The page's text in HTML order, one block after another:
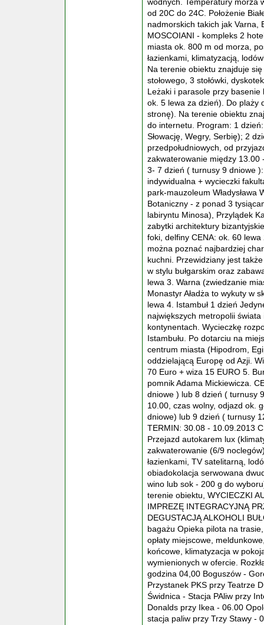
wodnych. Temperatury morza
od 20C do 24C. Położenie
nadmorskich takich jak Varna,
MOSCOIANI - kompleks 2
miasta ok. 800 m od morza,
łazienkami, klimatyzacją,
Na terenie obiektu znajduje
stołowego, 3 stołówki,
Leżaki i parasole przy basenie
ok. 5 lewa za dzień). Do plaży
stronę). Na terenie obiektu
do internetu. Program: 1
Słowację, Wegry, Serbię); 2
przedpołudniowych, od
zakwaterowanie między
3- 7 dzień ( turnusy 9 dniowe
indywidualna + wycieczki
park-mauzoleum Władysława
Botaniczny - z ponad 3
labiryntu Minosa), Przylądek
zabytki architektury
foki, delfiny CENA: ok. 60
można poznać najbardziej
kuchni. Przewidziany jest
w stylu bułgarskim oraz
lewa 3. Warna (zwiedzanie
Monastyr Aładża to wykuty w
lewa 4. Istambuł 1 dzień
największych metropolii
kontynentach. Wycieczkę
Istambułu. Po dotarciu na
centrum miasta (Hipodrom,
oddzielającą Europę od Azji.
70 Euro + wiza 15 EURO 5.
pomnik Adama Mickiewicza.
dniowe ) lub 8 dzień ( turnusy
10.00, czas wolny, odjazd ok.
dniowe) lub 9 dzień ( turnusy
TERMIN: 30.08 - 10.09.2013
Przejazd autokarem lux
zakwaterowanie (6/9
łazienkami, TV satelitarną,
obiadokolacja serwowana
wino lub sok - 200 g do
terenie obiektu, WYCIECZKI
IMPREZĘ INTEGRACYJNĄ
DEGUSTACJĄ ALKOHOLI
bagażu Opieka pilota na
opłaty miejscowe,
końcowe, klimatyzacja w
wymienionych w ofercie.
godzina 04,00 Boguszów -
Przystanek PKS przy Teatrze
Świdnica - Stacja PAliw przy
Donalds przy Ikea - 06.00
stacja paliw przy Trzy Stawy -